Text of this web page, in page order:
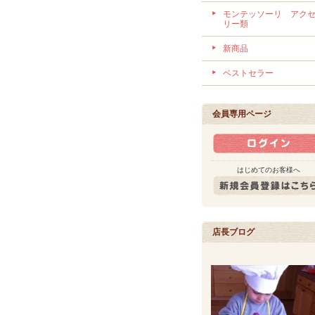
モンテッソーリ アク
リー類
新商品
ベストセラー
会員専用ページ
はじめてのお客様へ
店長ブログ